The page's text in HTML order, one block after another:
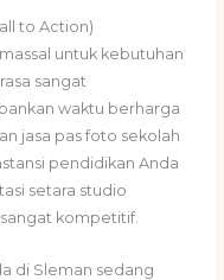
to Action)
untuk kebutuhan
sangat
waktu berharga
jasa pas foto sekolah
pendidikan Anda
setara studio
kompetitif.
di Sleman sedang